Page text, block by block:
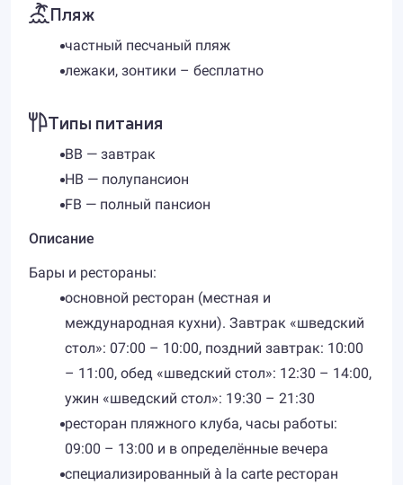
Пляж
частный песчаный пляж
лежаки, зонтики – бесплатно
Типы питания
BB — завтрак
HB — полупансион
FB — полный пансион
Описание
Бары и рестораны:
основной ресторан (местная и
международная кухни). Завтрак «шведский
стол»: 07:00 – 10:00, поздний завтрак: 10:00
– 11:00, обед «шведский стол»: 12:30 – 14:00,
ужин «шведский стол»: 19:30 – 21:30
ресторан пляжного клуба, часы работы:
09:00 – 13:00 и в определённые вечера
специализированный à la carte ресторан